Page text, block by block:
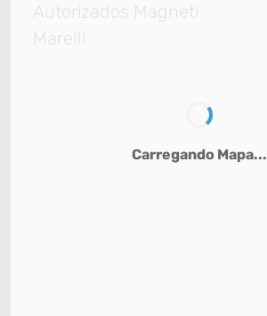
Autorizados Magneti
Marelli
Carregando Mapa...